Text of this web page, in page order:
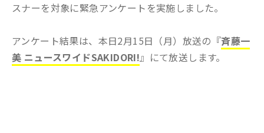
スナーを対象に緊急アンケートを実施しました。
アンケート結果は、本日2月15日（月）放送の『斉藤一
美 ニュースワイドSAKIDORI!』にて放送します。